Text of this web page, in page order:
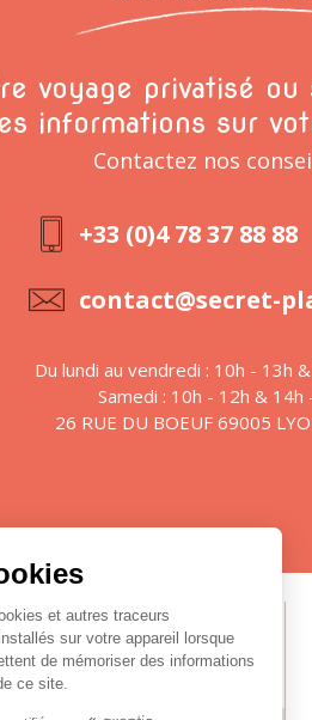
voyage privatisé
informations sur
Contactez nos
+33 (0)4 78 37 88 88
contact@secret-
Du lundi au vendredi : 10h - 13h
Samedi : 10h - 12h & 14h
26 RUE DU BOEUF 69005
Suivez-nous
et autres traceurs
sur votre appareil lorsque
de mémoriser des informations
ce site.